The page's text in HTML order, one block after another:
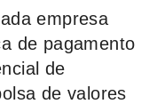
empresa
de pagamento
de
de valores